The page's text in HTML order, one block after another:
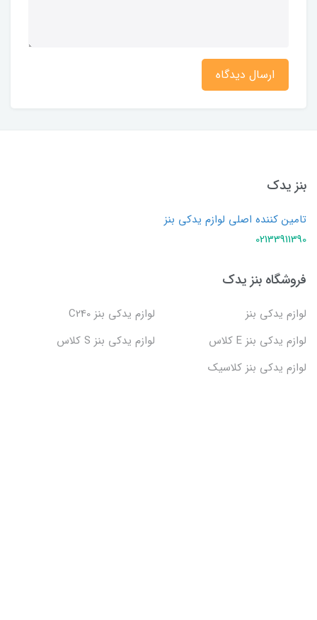
ارسال دیدگاه
بنز یدک
تامین کننده اصلی لوازم یدکی بنز
02133911390
فروشگاه بنز یدک
لوازم یدکی بنز
لوازم یدکی بنز C240
لوازم یدکی بنز E کلاس
لوازم یدکی بنز S کلاس
لوازم یدکی بنز کلاسیک